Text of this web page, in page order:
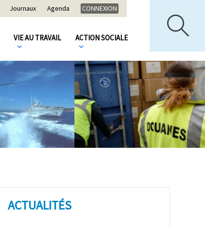
Journaux Agenda CONNEXION
VIE AU TRAVAIL ACTION SOCIALE
ACTUALITÉS